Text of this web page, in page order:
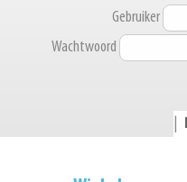
Gebruiker
Wachtwoord